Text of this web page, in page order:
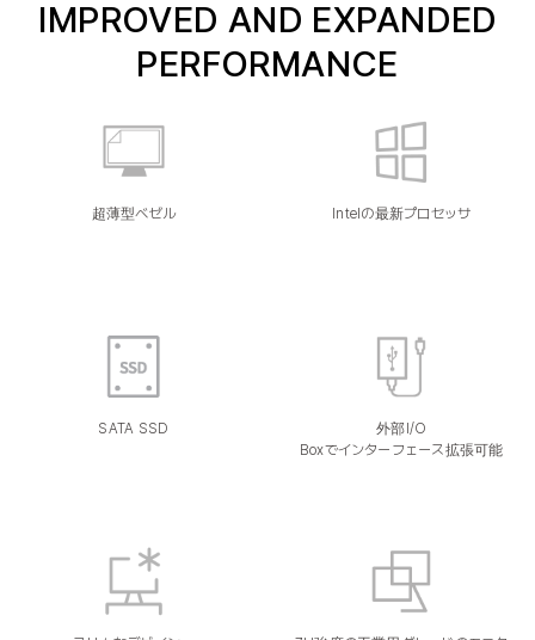
IMPROVED AND EXPANDED
PERFORMANCE
超薄型ベゼル Intelの最新プロセッサ
SATA SSD
外部I/O
Boxでインターフェース拡張可能